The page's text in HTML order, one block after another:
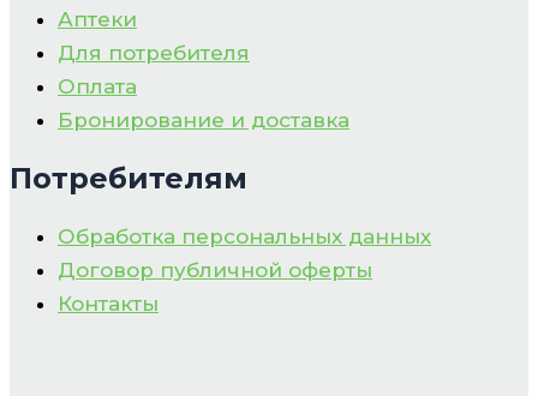
Аптеки
Для потребителя
Оплата
Бронирование и доставка
Потребителям
Обработка персональных данных
Договор публичной оферты
Контакты